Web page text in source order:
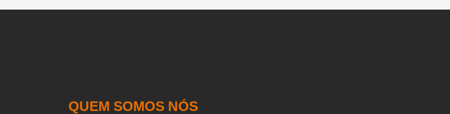
QUEM SOMOS NÓS